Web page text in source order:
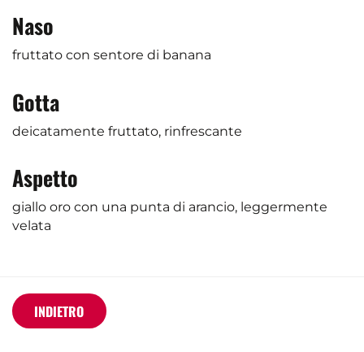
Naso
fruttato con sentore di banana
Gotta
deicatamente fruttato, rinfrescante
Aspetto
giallo oro con una punta di arancio, leggermente
velata
INDIETRO